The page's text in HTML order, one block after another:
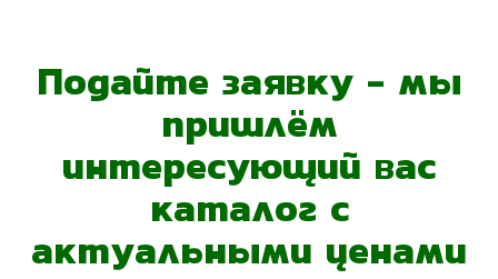
Подайте заявку - мы
пришлём
интересующий вас
каталог с
актуальными ценами